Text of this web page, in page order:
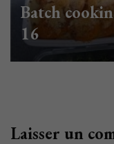
Batch
16
Laisser un